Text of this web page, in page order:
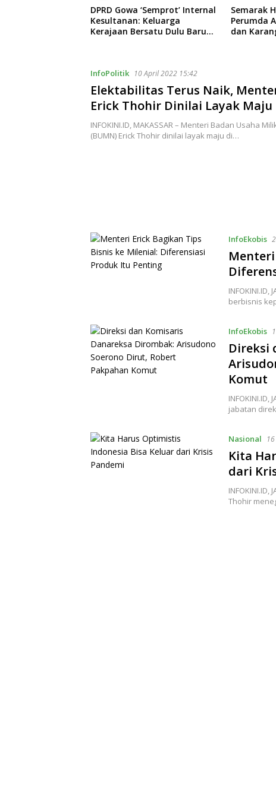
Semarak HUT ke-102,
Perumda Air Minum Makassar
dan Karang Taruna Gelar
Anggota
Usulkan
InfoPolitik 10 April 2022 15:42
Elektabilitas Terus Naik,
Erick Thohir Dinilai Layak Maju
INFOKINI.ID, MAKASSAR – Menteri Badan Usaha
(BUMN) Erick Thohir dinilai layak maju di…
InfoEkobis
INFOKINI.ID,
berbisnis
InfoEkobis
Direksi
Komut
jabatan
Nasional
Kita
dari
INFOKINI.ID,
Thohir